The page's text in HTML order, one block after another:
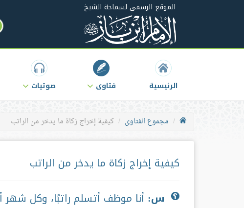
الموقع الرسمي لسماحة الشيخ
الرئيسية فتاوى صوتيات
مجموع الفتاوى كيفية إخراج زكاة ما يدخر من الراتب
كيفية إخراج زكاة ما يدخر من الراتب
س: أنا موظف أتسلم راتبًا، وكل شهر